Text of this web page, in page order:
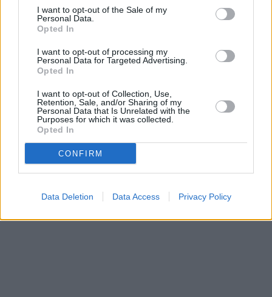
I want to opt-out of the Sale of my
Personal Data.
Opted In
I want to opt-out of processing my
Personal Data for Targeted Advertising.
Opted In
I want to opt-out of Collection, Use,
Retention, Sale, and/or Sharing of my
Personal Data that Is Unrelated with the
Purposes for which it was collected.
Opted In
CONFIRM
Data Deletion Data Access Privacy Policy